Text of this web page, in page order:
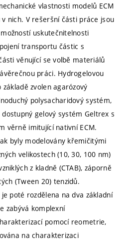
vlastnosti modelů ECM
nich. V rešeršní části práce jsou
uskutečnitelnosti
transportu částic s
věnující se volbě materiálů
práci. Hydrogelovou
zvolen agarózový
polysacharidový systém,
gelový systém Geltrex s
věrně imitující nativní ECM.
byly modelovány křemičitými
velikostech (10, 30, 100 nm)
z kladně (CTAB), záporně
(Tween 20) tenzidů.
poté rozdělena na dva základní
zabývá komplexní
pomocí reometrie,
na charakterizaci